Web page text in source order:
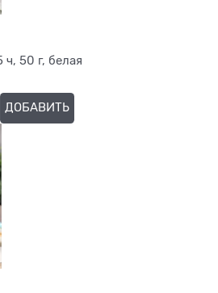
ч, 50 г, белая
ДОБАВИТЬ